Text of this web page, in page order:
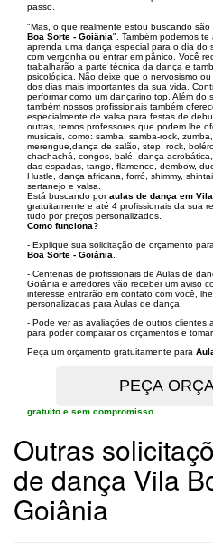
passo.
"Mas, o que realmente estou buscando são
Boa Sorte - Goiânia". Também podemos te
aprenda uma dança especial para o dia do
com vergonha ou entrar em pânico. Você
trabalharão a parte técnica da dança e
psicológica. Não deixe que o nervosismo
dos dias mais importantes da sua vida.
performar como um dançarino top. Além do
também nossos profissionais também
especialmente de valsa para festas de
outras, temos professores que podem lhe
musicais, como: samba, samba-rock,
merengue,dança de salão, step, rock,
chachachá, congos, balé, dança
das espadas, tango, flamenco, dembow,
Hustle, dança africana, forró, shimmy,
sertanejo e valsa.
Está buscando poraulas de dança em
gratuitamente e até 4 profissionais da sua
tudo por preços personalizados.
Como funciona?
- Explique sua solicitação de orçamento
Boa Sorte - Goiânia
- Centenas de profissionais de Aulas de
Goiânia e arredores vão receber um aviso
interesse entrarão em contato com você,
personalizadas para Aulas de dança.
- Pode ver as avaliações de outros clientes
para poder comparar os orçamentos e
Peça um orçamento gratuitamente para
gratuito e sem compromisso
Outras
de dança Vila
Goiânia